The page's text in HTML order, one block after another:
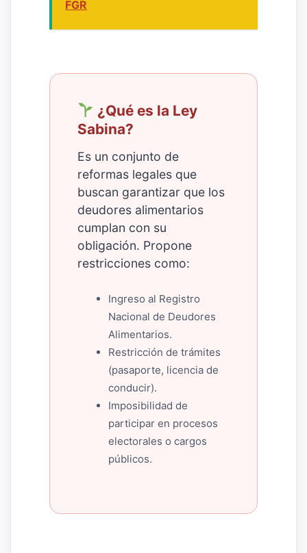
FGR
¿Qué es la Ley
Sabina?
Es un conjunto de
reformas legales que
buscan garantizar que los
deudores alimentarios
cumplan con su
obligación. Propone
restricciones como:
Ingreso al Registro
Nacional de Deudores
Alimentarios.
Restricción de trámites
(pasaporte, licencia de
conducir).
Imposibilidad de
participar en procesos
electorales o cargos
públicos.